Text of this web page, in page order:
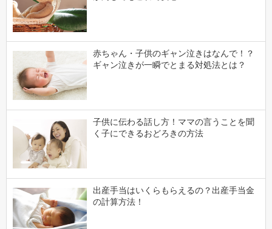
赤ちゃん・子供のギャン泣きはなんで！？
ギャン泣きが一瞬でとまる対処法とは？
子供に伝わる話し方！ママの言うことを聞
く子にできるおどろきの方法
出産手当はいくらもらえるの？出産手当金
の計算方法！